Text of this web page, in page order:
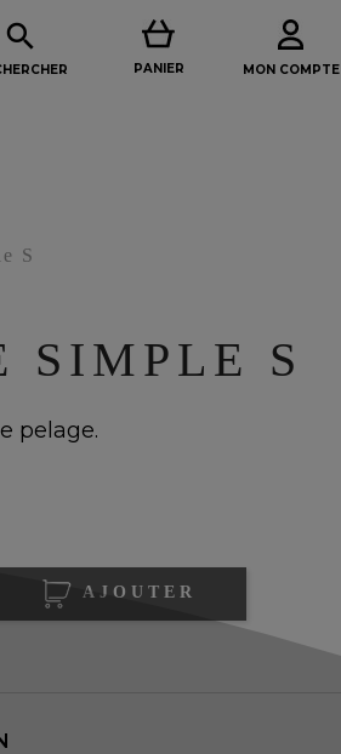

PANIER MON COMPTE
S
SIMPLE S
pelage.
AJOUTER